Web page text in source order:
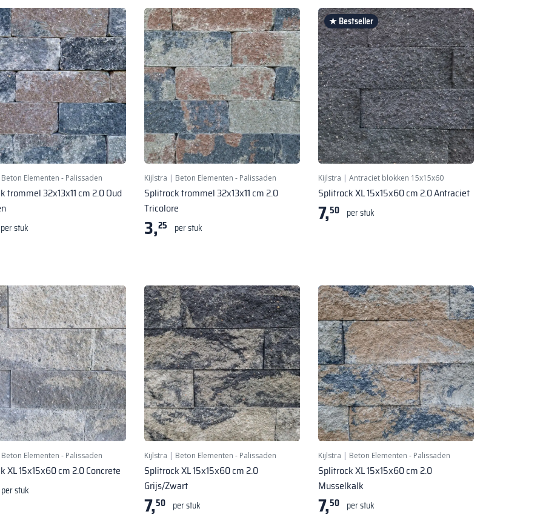
Beton Elementen - Palissaden
trommel 32x13x11 cm 2.0 Oud
per stuk
Kijlstra | Beton Elementen - Palissaden
Splitrock trommel 32x13x11 cm 2.0
Tricolore
3,25 per stuk
★ Bestseller
Kijlstra | Antraciet blokken 15x15x60
Splitrock XL 15x15x60 cm 2.0 Antraciet
7,50 per stuk
Beton Elementen - Palissaden
XL 15x15x60 cm 2.0 Concrete
per stuk
Kijlstra | Beton Elementen - Palissaden
Splitrock XL 15x15x60 cm 2.0
Grijs/Zwart
7,50 per stuk
Kijlstra | Beton Elementen - Palissaden
Splitrock XL 15x15x60 cm 2.0
Musselkalk
7,50 per stuk